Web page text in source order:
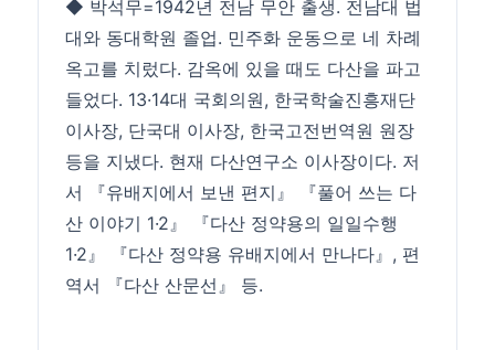
◆ 박석무=1942년 전남 무안 출생. 전남대 법
대와 동대학원 졸업. 민주화 운동으로 네 차례
옥고를 치렀다. 감옥에 있을 때도 다산을 파고
들었다. 13·14대 국회의원, 한국학술진흥재단
이사장, 단국대 이사장, 한국고전번역원 원장
등을 지냈다. 현재 다산연구소 이사장이다. 저
서 『유배지에서 보낸 편지』 『풀어 쓰는 다
산 이야기 1·2』 『다산 정약용의 일일수행
1·2』 『다산 정약용 유배지에서 만나다』, 편
역서 『다산 산문선』 등.